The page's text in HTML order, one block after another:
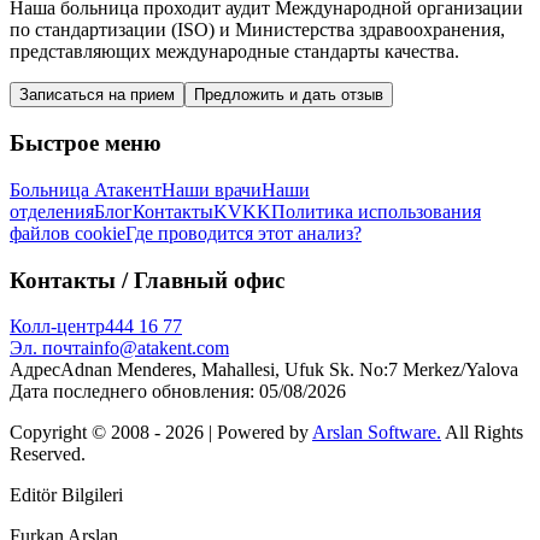
Наша больница проходит аудит Международной организации
по стандартизации (ISO) и Министерства здравоохранения,
представляющих международные стандарты качества.
Записаться на прием Предложить и дать отзыв
Быстрое меню
Больница АтакентНаши врачиНаши
отделенияБлогКонтактыKVKKПолитика использования
файлов cookieГде проводится этот анализ?
Контакты / Главный офис
Колл-центр444 16 77
Эл. почтаinfo@atakent.com
АдресAdnan Menderes, Mahallesi, Ufuk Sk. No:7 Merkez/Yalova
Дата последнего обновления: 05/08/2026
Copyright © 2008 - 2026 | Powered by Arslan Software. All Rights
Reserved.
Editör Bilgileri